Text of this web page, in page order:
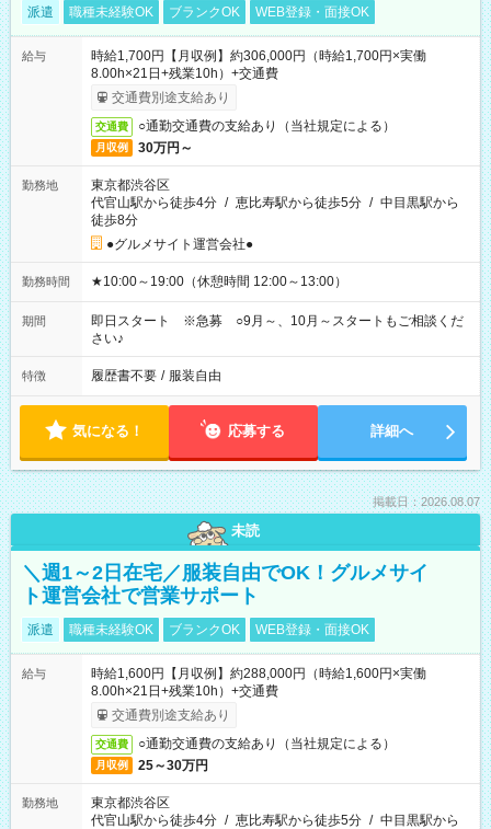
派遣 職種未経験OK ブランクOK WEB登録・面接OK
給与
時給1,700円【月収例】約306,000円（時給1,700円×実働
8.00h×21日+残業10h）+交通費
交通費別途支給あり
交通費 ○通勤交通費の支給あり（当社規定による）
月収例 30万円～
勤務地
東京都渋谷区
代官山駅から徒歩4分 / 恵比寿駅から徒歩5分 / 中目黒駅から
徒歩8分
●グルメサイト運営会社●
勤務時間 ★10:00～19:00（休憩時間 12:00～13:00）
期間
即日スタート ※急募 ○9月～、10月～スタートもご相談くだ
さい♪
特徴 履歴書不要 / 服装自由
気になる！ 応募する 詳細へ
掲載日：2026.08.07
未読
＼週1～2日在宅／服装自由でOK！グルメサイ
ト運営会社で営業サポート
派遣 職種未経験OK ブランクOK WEB登録・面接OK
給与
時給1,600円【月収例】約288,000円（時給1,600円×実働
8.00h×21日+残業10h）+交通費
交通費別途支給あり
交通費 ○通勤交通費の支給あり（当社規定による）
月収例 25～30万円
勤務地
東京都渋谷区
代官山駅から徒歩4分 / 恵比寿駅から徒歩5分 / 中目黒駅から